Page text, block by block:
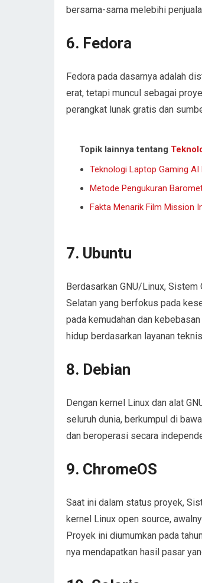
bersama-sama melebihi
6. Fedora
Fedora pada dasarnya adalah
erat, tetapi muncul sebagai
perangkat lunak gratis dan
Topik lainnya tentang
Teknologi Laptop Gaming AI
Metode Pengukuran
Fakta Menarik Film Mission
7. Ubuntu
Berdasarkan GNU/Linux,
Selatan yang berfokus pada
pada kemudahan dan
hidup berdasarkan layanan
8. Debian
Dengan kernel Linux dan alat
seluruh dunia, berkumpul di
dan beroperasi secara
9. ChromeOS
Saat ini dalam status proyek,
kernel Linux open source,
Proyek ini diumumkan pada
nya mendapatkan hasil pasar